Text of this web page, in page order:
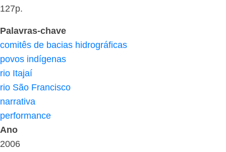
127p.
Palavras-chave
comitês de bacias hidrográficas
povos indígenas
rio Itajaí
rio São Francisco
narrativa
performance
Ano
2006